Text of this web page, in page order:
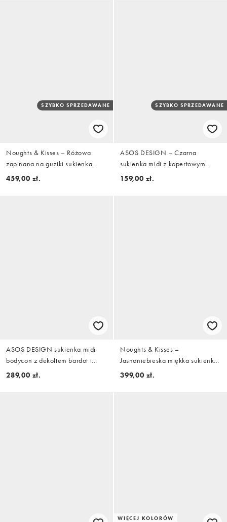
SZYBKO SPRZEDAWANE
Noughts & Kisses – Różowa
zapinana na guziki sukienka
mini z asymetrycznym dołem we
459,00 zł.
SZYBKO SPRZEDAWANE
ASOS DESIGN – Czarna
sukienka midi z kopertowym
przodem z dekoltem typu halter i
159,00 zł.
ASOS DESIGN sukienka midi
bodycon z dekoltem bardot i
skręcanym detalem w kolorze
289,00 zł.
Noughts & Kisses –
Jasnoniebieska miękka sukienka
maxi z dekoltem halter z
399,00 zł.
WIĘCEJ KOLORÓW